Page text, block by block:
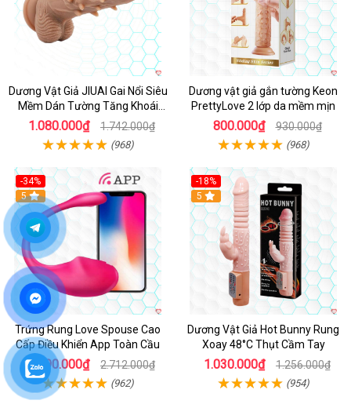
Dương Vật Giả JIUAI Gai Nổi Siêu
Mềm Dán Tường Tăng Khoái
Cảm
1.080.000₫ 1.742.000₫
(968)
Dương vật giả gắn tường Keon
PrettyLove 2 lớp da mềm mịn
800.000₫ 930.000₫
(968)
-34%
5
Trứng Rung Love Spouse Cao
Cấp Điều Khiển App Toàn Cầu
1.790.000₫ 2.712.000₫
(962)
-18%
Hot
5
Dương Vật Giả Hot Bunny Rung
Xoay 48°C Thụt Cầm Tay
1.030.000₫ 1.256.000₫
(954)